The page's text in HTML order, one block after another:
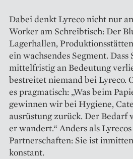
Dabei denkt Lyreco nicht nur
Worker am Schreibtisch: Der
Lager­hallen,
ein wachsendes Segment.
mittelfristig an Bedeutung
bestreitet niemand bei Lyreco.
es pragmatisch: „Was beim
gewinnen wir bei Hygiene,
ausrüstung zurück. Der Bedarf
er wandert.“ Anders als
Partnerschaften: Sie ist
konstant.